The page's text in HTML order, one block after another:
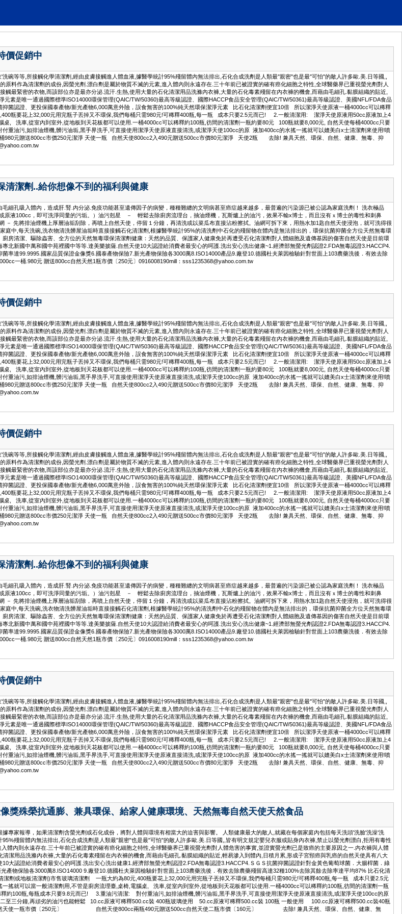
價促銷中
碗等等,所接觸化學清潔劑,經由皮膚接觸進人體血液,據醫學統計95%殘留體內無法排出,石化合成洗劑是人類最"親密"也是最"可怕"的敵人許多歐.美.日等國,,
原料作為清潔劑的成份,因螢光劑.漂白劑是屬於物質不滅的元素,進入體內則永遠存在.三十年前已被證實的確有癌化細胞之特性,全球醫藥界已重視螢光劑對人
最緊密的衣物,而該部位亦是最亦分泌.流汗.生熱,使用大量的石化清潔用品洗滌內衣褲,大量的石化毒素殘留在內衣褲的機會,而藉由毛細孔.黏膜組織的貼近,
素是唯一通過國際標準ISO14000環保管理(QAIC/TW/50360)最高等級認證、國際HACCP食品安全管理(QAIC/TW/50361)最高等級認證、美國NFL/FDA食品
菌認證、更投保國泰產物/新光產物6,000萬意外險，誤食無害的100%純天然環保潔淨元素 比石化清潔劑便宜10倍 所以潔淨天使原液一桶4000cc可以稀釋
瓶要花上32,000元用完瓶子丟掉又不環保,我們每桶只需980元!可稀釋400瓶,每一瓶 成本只要2.5元而已! 2.一般清潔用: 潔淨天使原液用50cc原液加上4
桌, 洗車,從室內到室外,從地板到天花板都可以使用.一桶4000cc可以稀釋約100瓶,彷間的清潔劑一瓶約要80元 100瓶就要8,000元, 自然天使每桶4000cc只要
油污,如排油煙機,髒污油垢,黑手界洗手,可直接使用潔淨天使原液直接清洗,或潔淨天使100cc的原 液加400cc的水搖一搖就可以媲美白x士清潔劑來使用!噴
980元贈送800cc市價250元潔淨 天使一瓶 自然天使800cc2入490元贈送500cc市價80元潔淨 天使2瓶 去除! 兼具天然、環保、自然、健康、無毒、抑
清潔劑..給你想像不到的福利與健康
細孔吸入體內，造成肝.腎.內分泌.免疫功能甚至遺傳因子的病變，種種難纏的文明病甚至癌症越來越多，最普遍的污染源已被公認為家庭洗劑！ 洗衣極品
原液100cc，即可洗淨同量的污垢。）油污剋星 － 輕鬆去除廚房流理台，抽油煙機，瓦斯爐上的油污，效果不輸x博士，而且沒有ｘ博士的毒性和刺鼻
－ 先將排油煙機上厚層油垢刮除，再噴上自然天使，停留１分鐘，再清洗或以菜瓜布直接沾粉擦拭。油網可拆下來，用熱水加1匙自然天使浸泡，就可洗得很
中,每天洗碗,洗衣物清洗髒屋油垢時直接接觸石化清潔劑,根據醫學統計95%的清洗劑中石化的殘留物在體內是無法排出的，環保抗菌抑菌全方位天然無毒環
房清潔、驅除蟲害、全方位的天然無毒環保清潔劑健康：天然的品質、保護家人健康免於再遭受石化清潔劑對人體細胞及遺傳基因的傷害自然天使是目前環
北新國中萬和國中苑裡國中等等.達美樂披薩.自然天使10大認證給消費者最安心的呵護.洗出安心洗出健康~1.經濟部無螢光劑認證2.FDA無毒認證3.HACCP4.
率達99.9995.國家品質保證金像獎6.國泰產物保險7.新光產物保險各3000萬8.ISO14000產品9.廠登10.德國杜夫萊因檢驗針對世面上103農藥洗後．有效去除
一桶.980元 贈送800cc自然天然1瓶市價〔250元〕0916008190mill：sss1235368@yahoo.com.tw
價促銷中
碗等等,所接觸化學清潔劑,經由皮膚接觸進人體血液,據醫學統計95%殘留體內無法排出,石化合成洗劑是人類最"親密"也是最"可怕"的敵人許多歐.美.日等國,,
原料作為清潔劑的成份,因螢光劑.漂白劑是屬於物質不滅的元素,進入體內則永遠存在.三十年前已被證實的確有癌化細胞之特性,全球醫藥界已重視螢光劑對人
最緊密的衣物,而該部位亦是最亦分泌.流汗.生熱,使用大量的石化清潔用品洗滌內衣褲,大量的石化毒素殘留在內衣褲的機會,而藉由毛細孔.黏膜組織的貼近,
素是唯一通過國際標準ISO14000環保管理(QAIC/TW/50360)最高等級認證、國際HACCP食品安全管理(QAIC/TW/50361)最高等級認證、美國NFL/FDA食品
菌認證、更投保國泰產物/新光產物6,000萬意外險，誤食無害的100%純天然環保潔淨元素 比石化清潔劑便宜10倍 所以潔淨天使原液一桶4000cc可以稀釋
瓶要花上32,000元用完瓶子丟掉又不環保,我們每桶只需980元!可稀釋400瓶,每一瓶 成本只要2.5元而已! 2.一般清潔用: 潔淨天使原液用50cc原液加上4
桌, 洗車,從室內到室外,從地板到天花板都可以使用.一桶4000cc可以稀釋約100瓶,彷間的清潔劑一瓶約要80元 100瓶就要8,000元, 自然天使每桶4000cc只要
油污,如排油煙機,髒污油垢,黑手界洗手,可直接使用潔淨天使原液直接清洗,或潔淨天使100cc的原 液加400cc的水搖一搖就可以媲美白x士清潔劑來使用!噴
980元贈送800cc市價250元潔淨 天使一瓶 自然天使800cc2入490元贈送500cc市價80元潔淨 天使2瓶 去除! 兼具天然、環保、自然、健康、無毒、抑
價促銷中
碗等等,所接觸化學清潔劑,經由皮膚接觸進人體血液,據醫學統計95%殘留體內無法排出,石化合成洗劑是人類最"親密"也是最"可怕"的敵人許多歐.美.日等國,,
原料作為清潔劑的成份,因螢光劑.漂白劑是屬於物質不滅的元素,進入體內則永遠存在.三十年前已被證實的確有癌化細胞之特性,全球醫藥界已重視螢光劑對人
最緊密的衣物,而該部位亦是最亦分泌.流汗.生熱,使用大量的石化清潔用品洗滌內衣褲,大量的石化毒素殘留在內衣褲的機會,而藉由毛細孔.黏膜組織的貼近,
素是唯一通過國際標準ISO14000環保管理(QAIC/TW/50360)最高等級認證、國際HACCP食品安全管理(QAIC/TW/50361)最高等級認證、美國NFL/FDA食品
菌認證、更投保國泰產物/新光產物6,000萬意外險，誤食無害的100%純天然環保潔淨元素 比石化清潔劑便宜10倍 所以潔淨天使原液一桶4000cc可以稀釋
瓶要花上32,000元用完瓶子丟掉又不環保,我們每桶只需980元!可稀釋400瓶,每一瓶 成本只要2.5元而已! 2.一般清潔用: 潔淨天使原液用50cc原液加上4
桌, 洗車,從室內到室外,從地板到天花板都可以使用.一桶4000cc可以稀釋約100瓶,彷間的清潔劑一瓶約要80元 100瓶就要8,000元, 自然天使每桶4000cc只要
油污,如排油煙機,髒污油垢,黑手界洗手,可直接使用潔淨天使原液直接清洗,或潔淨天使100cc的原 液加400cc的水搖一搖就可以媲美白x士清潔劑來使用!噴
980元贈送800cc市價250元潔淨 天使一瓶 自然天使800cc2入490元贈送500cc市價80元潔淨 天使2瓶 去除! 兼具天然、環保、自然、健康、無毒、抑
清潔劑..給你想像不到的福利與健康
細孔吸入體內，造成肝.腎.內分泌.免疫功能甚至遺傳因子的病變，種種難纏的文明病甚至癌症越來越多，最普遍的污染源已被公認為家庭洗劑！ 洗衣極品
原液100cc，即可洗淨同量的污垢。）油污剋星 － 輕鬆去除廚房流理台，抽油煙機，瓦斯爐上的油污，效果不輸x博士，而且沒有ｘ博士的毒性和刺鼻
－ 先將排油煙機上厚層油垢刮除，再噴上自然天使，停留１分鐘，再清洗或以菜瓜布直接沾粉擦拭。油網可拆下來，用熱水加1匙自然天使浸泡，就可洗得很
中,每天洗碗,洗衣物清洗髒屋油垢時直接接觸石化清潔劑,根據醫學統計95%的清洗劑中石化的殘留物在體內是無法排出的，環保抗菌抑菌全方位天然無毒環
房清潔、驅除蟲害、全方位的天然無毒環保清潔劑健康：天然的品質、保護家人健康免於再遭受石化清潔劑對人體細胞及遺傳基因的傷害自然天使是目前環
北新國中萬和國中苑裡國中等等.達美樂披薩.自然天使10大認證給消費者最安心的呵護.洗出安心洗出健康~1.經濟部無螢光劑認證2.FDA無毒認證3.HACCP4.
率達99.9995.國家品質保證金像獎6.國泰產物保險7.新光產物保險各3000萬8.ISO14000產品9.廠登10.德國杜夫萊因檢驗針對世面上103農藥洗後．有效去除
一桶.980元 贈送800cc自然天然1瓶市價〔250元〕0916008190mill：sss1235368@yahoo.com.tw
價促銷中
碗等等,所接觸化學清潔劑,經由皮膚接觸進人體血液,據醫學統計95%殘留體內無法排出,石化合成洗劑是人類最"親密"也是最"可怕"的敵人許多歐.美.日等國,,
原料作為清潔劑的成份,因螢光劑.漂白劑是屬於物質不滅的元素,進入體內則永遠存在.三十年前已被證實的確有癌化細胞之特性,全球醫藥界已重視螢光劑對人
最緊密的衣物,而該部位亦是最亦分泌.流汗.生熱,使用大量的石化清潔用品洗滌內衣褲,大量的石化毒素殘留在內衣褲的機會,而藉由毛細孔.黏膜組織的貼近,
素是唯一通過國際標準ISO14000環保管理(QAIC/TW/50360)最高等級認證、國際HACCP食品安全管理(QAIC/TW/50361)最高等級認證、美國NFL/FDA食品
菌認證、更投保國泰產物/新光產物6,000萬意外險，誤食無害的100%純天然環保潔淨元素 比石化清潔劑便宜10倍 所以潔淨天使原液一桶4000cc可以稀釋
瓶要花上32,000元用完瓶子丟掉又不環保,我們每桶只需980元!可稀釋400瓶,每一瓶 成本只要2.5元而已! 2.一般清潔用: 潔淨天使原液用50cc原液加上4
桌, 洗車,從室內到室外,從地板到天花板都可以使用.一桶4000cc可以稀釋約100瓶,彷間的清潔劑一瓶約要80元 100瓶就要8,000元, 自然天使每桶4000cc只要
油污,如排油煙機,髒污油垢,黑手界洗手,可直接使用潔淨天使原液直接清洗,或潔淨天使100cc的原 液加400cc的水搖一搖就可以媲美白x士清潔劑來使用!噴
980元贈送800cc市價250元潔淨 天使一瓶 自然天使800cc2入490元贈送500cc市價80元潔淨 天使2瓶 去除! 兼具天然、環保、自然、健康、無毒、抑
獎殊榮抗通膨、兼具環保、給家人健康環境、天然無毒自然天使天然食品
專家報導，如果清潔劑含螢光劑或石化成份，將對人體與環境有相當大的迫害與影響。 人類健康最大的敵人,就藏在每個家庭內包括每天洗頭'洗臉'洗澡'洗
殘留體內無法排出,石化合成洗劑是人類最"親密"也是最"可怕"的敵人許多歐.美.日等國,,皆有明文規定嬰兒衣服或貼身內衣褲,禁止以螢光劑漂白,拒用有毒性
體內則永遠存在.三十年前已被證實的確有癌化細胞之特性,全球醫藥界已重視螢光劑對人體危害的事實,並證實螢光劑已是致癌的主要原因之一.內衣褲與人體
潔用品洗滌內衣褲,大量的石化毒素殘留在內衣褲的機會,而藉由毛細孔.黏膜組織的貼近,輕易滲入到體內,日積月累,形成子宮頸癌與乳癌的自然天使具有八大
大認證給消費者最安心的呵護.洗出安心洗出健康1.經濟部無螢光劑認證2.FDA無毒認證3.HACCP4.ＳＧＳ抗菌抑菌認證針對金黃色葡萄球菌．大腸桿菌．綠
產物保險各3000萬8.ISO14000 9.廠登10.德國杜夫萊因檢驗針對世面上103農藥洗後．有效去除農藥殘留高達32種100%去除其餘去除率達平均87% 比石化清
劑或地板清潔劑)市售玻璃清潔劑 一瓶大約為80元,400瓶要花上32,000元用完瓶子丟掉又不環保,我們每桶只需980元!可稀釋400瓶,每一瓶 成本只要2.5元
就可以當一般清潔劑用,不管是廚房流理臺,桌椅,電腦桌, 洗車,從室內到室外,從地板到天花板都可以使用.一桶4000cc可以稀釋約100瓶,彷間的清潔劑一瓶
約100瓶,每瓶成本只要9.8元而已! 3.重油污清潔: 對付重油污,如排油煙機,髒污油垢,黑手界洗手,可直接使用潔淨天使原液直接清洗,或潔淨天使100cc的原
至三分鐘,再頑劣的油污也能輕鬆 10.cc原液可稀釋500.cc裝 400瓶玻璃使用 50.cc原液可稀釋500.cc裝 100瓶 一般使用 100.cc原液可稀釋500.cc裝40瓶
然天使一瓶市價〔250元〕 自然天使800cc兩瓶490元贈送500cc自然天使二瓶市價〔160元〕 去除! 兼具天然、環保、自然、健康、無